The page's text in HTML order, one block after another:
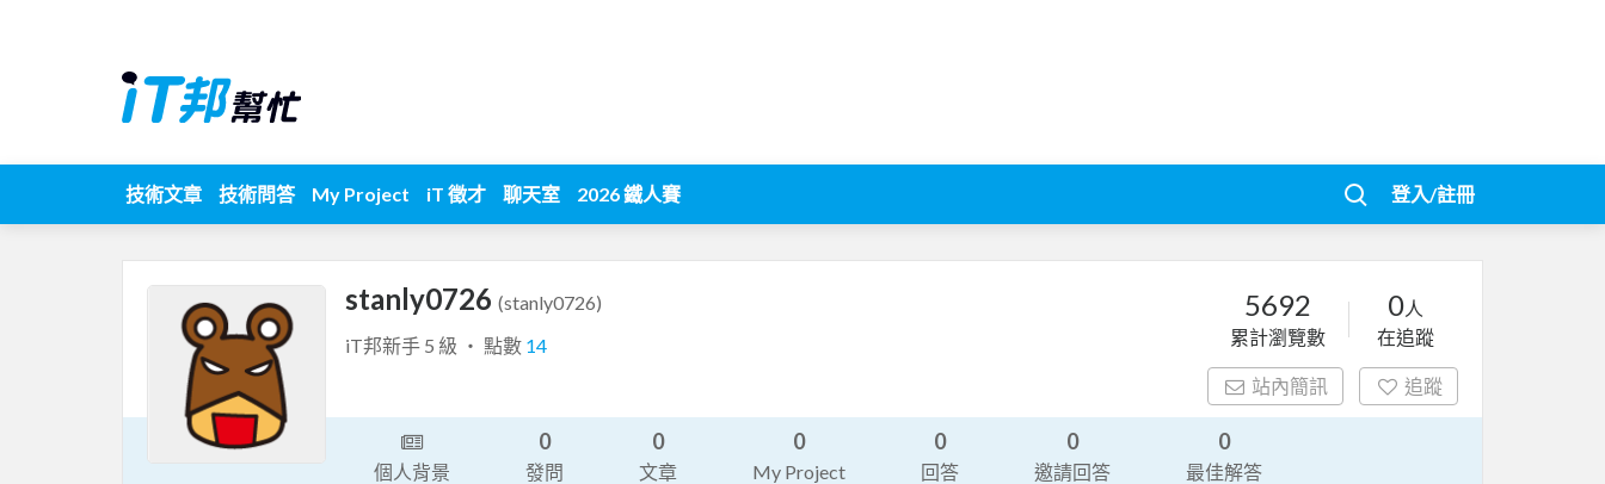
技術文章 技術問答 My Project iT 徵才 聊天室 2026 鐵人賽 登入/註冊
stanly0726 (stanly0726)
iT邦新手 5 級 ‧ 點數 14
5692
累計瀏覽數
0人
在追蹤
站內簡訊 追蹤
個人背景
0
發問
0
文章
0
My Project
0
回答
0
邀請回答
0
最佳解答